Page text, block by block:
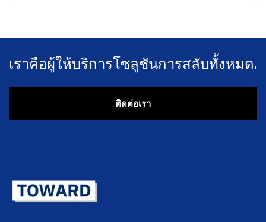
เราคือผู้ให้บริการโซลูชันการสลับทั้งหมด.
ติดต่อเรา